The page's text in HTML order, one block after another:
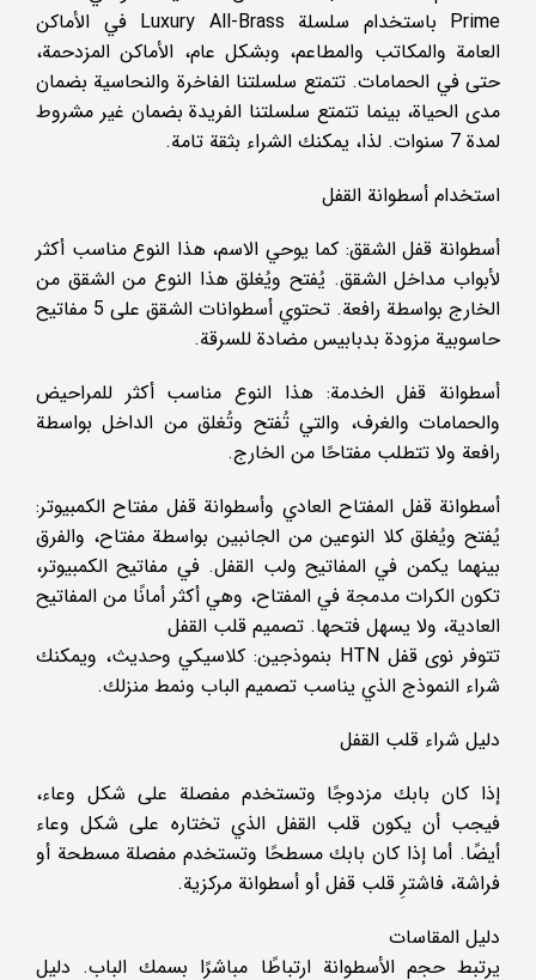
Prime باستخدام سلسلة Luxury All-Brass في الأماكن
العامة والمكاتب والمطاعم، وبشكل عام، الأماكن المزدحمة،
حتى في الحمامات. تتمتع سلسلتنا الفاخرة والنحاسية بضمان
مدى الحياة، بينما تتمتع سلسلتنا الفريدة بضمان غير مشروط
لمدة 7 سنوات. لذا، يمكنك الشراء بثقة تامة.
استخدام أسطوانة القفل
أسطوانة قفل الشقق: كما يوحي الاسم، هذا النوع مناسب أكثر
لأبواب مداخل الشقق. يُفتح ويُغلق هذا النوع من الشقق من
الخارج بواسطة رافعة. تحتوي أسطوانات الشقق على 5 مفاتيح
حاسوبية مزودة بدبابيس مضادة للسرقة.
أسطوانة قفل الخدمة: هذا النوع مناسب أكثر للمراحيض
والحمامات والغرف، والتي تُفتح وتُغلق من الداخل بواسطة
رافعة ولا تتطلب مفتاحًا من الخارج.
أسطوانة قفل المفتاح العادي وأسطوانة قفل مفتاح الكمبيوتر:
يُفتح ويُغلق كلا النوعين من الجانبين بواسطة مفتاح، والفرق
بينهما يكمن في المفاتيح ولب القفل. في مفاتيح الكمبيوتر،
تكون الكرات مدمجة في المفتاح، وهي أكثر أمانًا من المفاتيح
العادية، ولا يسهل فتحها. تصميم قلب القفل
تتوفر نوى قفل HTN بنموذجين: كلاسيكي وحديث، ويمكنك
شراء النموذج الذي يناسب تصميم الباب ونمط منزلك.
دليل شراء قلب القفل
إذا كان بابك مزدوجًا وتستخدم مفصلة على شكل وعاء،
فيجب أن يكون قلب القفل الذي تختاره على شكل وعاء
أيضًا. أما إذا كان بابك مسطحًا وتستخدم مفصلة مسطحة أو
فراشة، فاشترِ قلب قفل أو أسطوانة مركزية.
دليل المقاسات
يرتبط حجم الأسطوانة ارتباطًا مباشرًا بسمك الباب. دليل